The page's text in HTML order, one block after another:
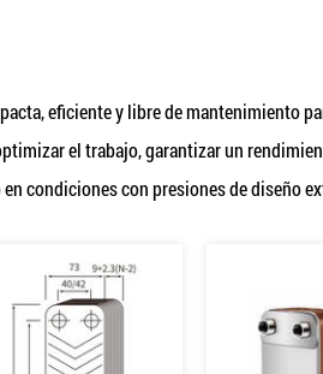
eficiente y libre de mantenimiento
el trabajo, garantizar un
condiciones con presiones de diseño